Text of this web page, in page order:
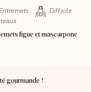
Difficile
figue et mascarpone
gourmande !